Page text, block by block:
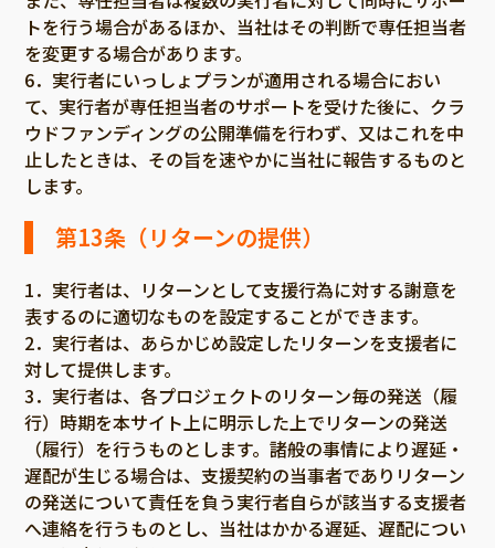
トを行う場合があるほか、当社はその判断で専任担当者
を変更する場合があります。
6．実行者にいっしょプランが適用される場合におい
て、実行者が専任担当者のサポートを受けた後に、クラ
ウドファンディングの公開準備を行わず、又はこれを中
止したときは、その旨を速やかに当社に報告するものと
します。
第13条（リターンの提供）
1．実行者は、リターンとして支援行為に対する謝意を
表するのに適切なものを設定することができます。
2．実行者は、あらかじめ設定したリターンを支援者に
対して提供します。
3．実行者は、各プロジェクトのリターン毎の発送（履
行）時期を本サイト上に明示した上でリターンの発送
（履行）を行うものとします。諸般の事情により遅延・
遅配が生じる場合は、支援契約の当事者でありリターン
の発送について責任を負う実行者自らが該当する支援者
へ連絡を行うものとし、当社はかかる遅延、遅配につい